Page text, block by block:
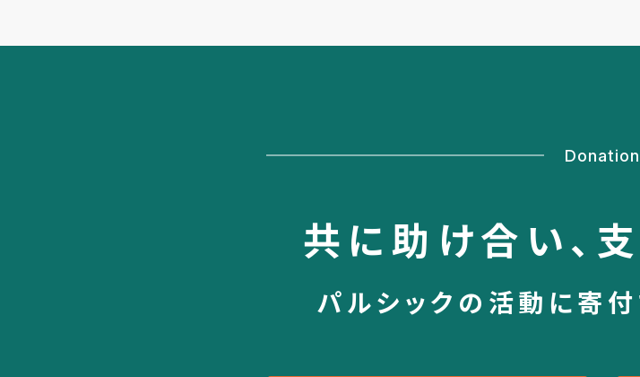
Donation
共に助け合い、
パルシックの活動に寄